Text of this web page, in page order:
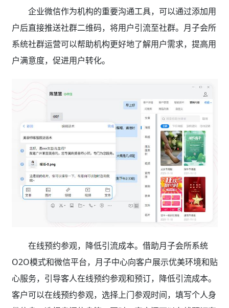
企业微信作为机构的重要沟通工具，可以通过添加用
户后直接推送社群二维码，将用户引流至社群。月子会所
系统社群运营可以帮助机构更好地了解用户需求，提高用
户满意度，促进用户转化。
在线预约参观，降低引流成本。借助月子会所系统
O2O模式和微信平台，月子中心向客户展示优美环境和贴
心服务，引导客人在线预约参观和预订，降低引流成本。
客户可以在线预约参观，选择上门参观时间，填写个人身